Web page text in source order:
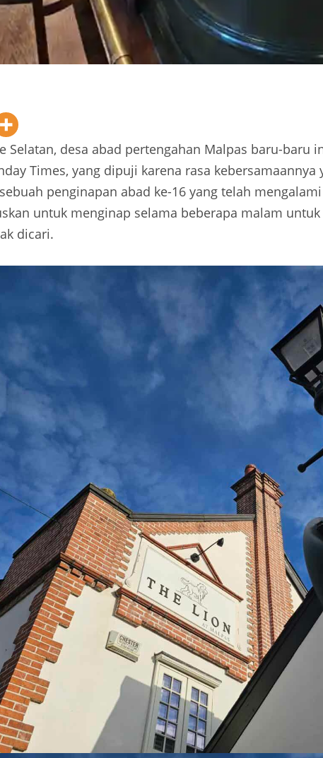
Selatan, desa abad pertengahan Malpas baru-
Times, yang dipuji karena rasa
penginapan abad ke-16 yang telah
untuk menginap selama beberapa malam
dicari.